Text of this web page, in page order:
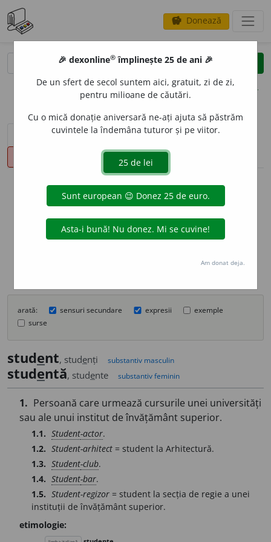
savings Donează
clear
opțiuni
sinteza definițiilor (1) definiții (21)
declinări
info
Aceste definiții sunt compilate de
echipa dexonline. Definițiile
originale se află pe filadefiniții.
Puteți reordona filele pe pagina de
arată: sensuri secundare expresii
exemple
surse
student, studenți substantiv masculin
studentă, studente substantiv feminin
1. Persoană care urmează cursurile unei universități
sau ale unui institut de învățământ superior.
1.1. Student-actor.
1.2. Student-arhitect = student la Arhitectură.
1.3. Student-club.
1.4. Student-bar.
1.5. Student-regizor = student la secția de regie a unei
instituții de învățământ superior.
etimologie:
🎉 dexonline® împlinește 25 de ani 🎉
De un sfert de secol suntem aici, gratuit, zi de zi,
pentru milioane de căutări.
Cu o mică donație aniversară ne-ați ajuta să păstrăm
cuvintele la îndemâna tuturor și pe viitor.
Am donat deja.